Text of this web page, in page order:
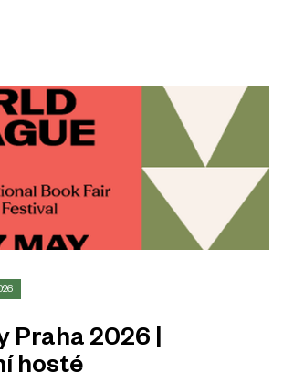
Praha 2026 |
hosté